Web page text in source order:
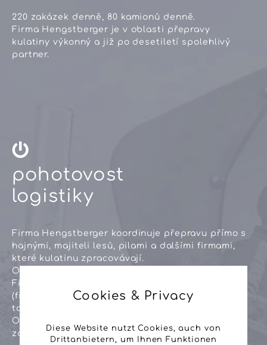
220 zakázek denně, 80 kamionů denně.
Firma Hengstberger je v oblasti přepravy
kulatiny výkonný a již po desetiletí spolehlivý
partner.
pohotovost
logistiky
Firma Hengstberger koordinuje přepravu přímo s
hajnými, majiteli lesů, pilami a dalšími firmami,
které kulatinu zpracovávají.
Odvoz následuje přímo z lesa.
Firma se nachází na ploše o velikosti 4 ha
(firemní budova a skladovací plocha) a funguje
tak i jako mezisklad kulatiny.
O minimalizaci prostojů se snaží 4 mechaniků
zaměstnaných na dvě směny.
Cookies & Privacy
Diese Website nutzt Cookies, auch von
Drittanbietern, um Ihnen Funktionen